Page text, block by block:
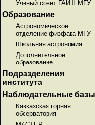
Ученый совет ГАИШ МГУ
Образование
Астрономическое
отделение физфака МГУ
Школьная астрономия
Дополнительное
образование
Подразделения
института
Наблюдательные базы
Кавказская горная
обсерватория